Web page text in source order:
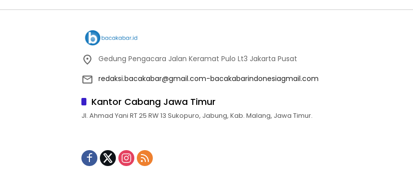
Gedung Pengacara Jalan Keramat Pulo Lt3 Jakarta Pusat
redaksi.bacakabar@gmail.com-bacakabarindonesiagmail.com
Kantor Cabang Jawa Timur
Jl. Ahmad Yani RT 25 RW 13 Sukopuro, Jabung, Kab. Malang, Jawa Timur.